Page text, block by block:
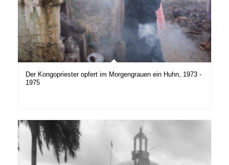
Der Kongopriester opfert im Morgengrauen ein Huhn, 1973 -
1975